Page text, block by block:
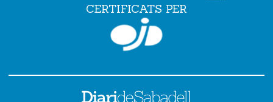
CERTIFICATS PER